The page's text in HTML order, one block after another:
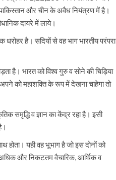
और चीन के अवैध नियंत्रण में है।
दायरे में लाये।
धरोहर है। सदियों से वह भाग भारतीय परंपरा
है। भारत को विश्व गुरु व सोने की चिड़िया
को महाशक्ति के रूप में देखना चाहेगा तो
समृद्धि व ज्ञान का केंद्र रहा है। इसी
होता। यही वह भूभाग है जो इस दोनों को
अधिक और निकटतम वैचारिक, आर्थिक व